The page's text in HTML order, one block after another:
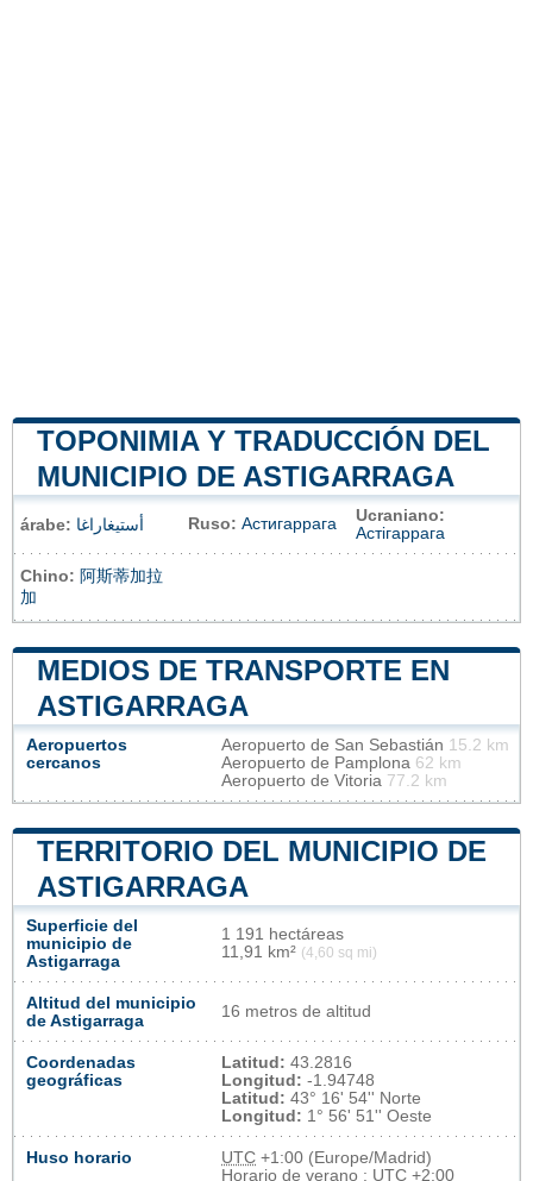
TOPONIMIA Y TRADUCCIÓN DEL
MUNICIPIO DE ASTIGARRAGA
árabe: أستيغاراغا Ruso: Астигаррага
Ucraniano:
Астігаррага
Chino: 阿斯蒂加拉
加
MEDIOS DE TRANSPORTE EN
ASTIGARRAGA
Aeropuertos
cercanos
Aeropuerto de San Sebastián 15.2 km
Aeropuerto de Pamplona 62 km
Aeropuerto de Vitoria 77.2 km
TERRITORIO DEL MUNICIPIO DE
ASTIGARRAGA
Superficie del
municipio de
Astigarraga
1 191 hectáreas
11,91 km² (4,60 sq mi)
Altitud del municipio
de Astigarraga
16 metros de altitud
Coordenadas
geográficas
Latitud: 43.2816
Longitud: -1.94748
Latitud: 43° 16' 54'' Norte
Longitud: 1° 56' 51'' Oeste
Huso horario UTC +1:00 (Europe/Madrid)
Horario de verano : UTC +2:00